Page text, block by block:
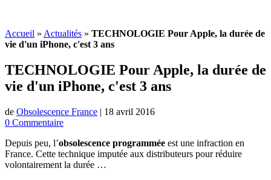
Accueil » Actualités » TECHNOLOGIE Pour Apple, la durée de
vie d'un iPhone, c'est 3 ans
TECHNOLOGIE Pour Apple, la durée de
vie d'un iPhone, c'est 3 ans
de Obsolescence France | 18 avril 2016
0 Commentaire
Depuis peu, l’obsolescence programmée est une infraction en
France. Cette technique imputée aux distributeurs pour réduire
volontairement la durée …